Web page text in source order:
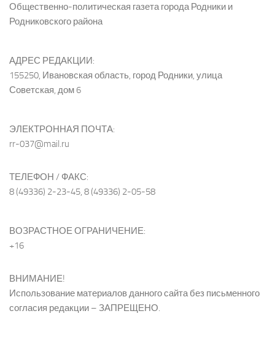
Общественно-политическая газета города Родники и
Родниковского района
АДРЕС РЕДАКЦИИ:
155250, Ивановская область, город Родники, улица
Советская, дом 6
ЭЛЕКТРОННАЯ ПОЧТА:
rr-037@mail.ru
ТЕЛЕФОН / ФАКС:
8 (49336) 2-23-45, 8 (49336) 2-05-58
ВОЗРАСТНОЕ ОГРАНИЧЕНИЕ:
+16
ВНИМАНИЕ!
Использование материалов данного сайта без письменного
согласия редакции – ЗАПРЕЩЕНО.